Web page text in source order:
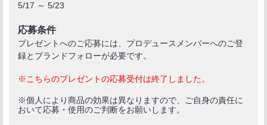
5/17 ～ 5/23
応募条件
プレゼントへのご応募には、プロデュースメンバーへのご登
録とブランドフォローが必要です。
※こちらのプレゼントの応募受付は終了しました。
※個人により商品の効果は異なりますので、ご自身の責任に
おいて応募・使用のご判断をお願いします。